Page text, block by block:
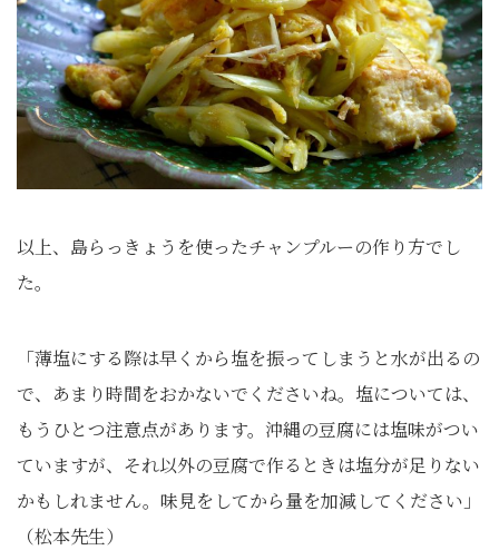
以上、島らっきょうを使ったチャンプルーの作り方でし
た。
「薄塩にする際は早くから塩を振ってしまうと水が出るの
で、あまり時間をおかないでくださいね。塩については、
もうひとつ注意点があります。沖縄の豆腐には塩味がつい
ていますが、それ以外の豆腐で作るときは塩分が足りない
かもしれません。味見をしてから量を加減してください」
（松本先生）